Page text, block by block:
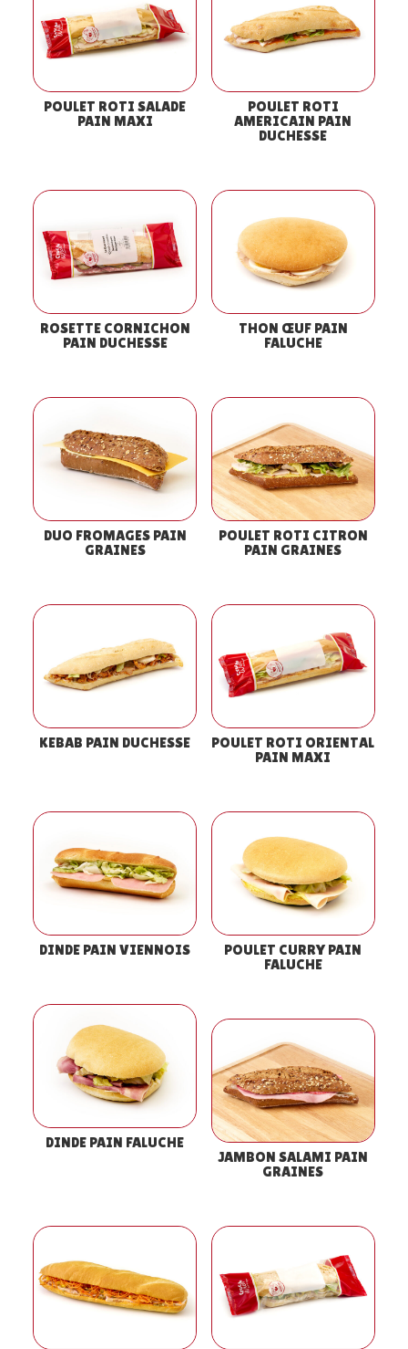
POULET ROTI SALADE
PAIN MAXI
POULET ROTI
AMERICAIN PAIN
DUCHESSE
ROSETTE CORNICHON
PAIN DUCHESSE
THON ŒUF PAIN
FALUCHE
DUO FROMAGES PAIN
GRAINES
POULET ROTI CITRON
PAIN GRAINES
KEBAB PAIN DUCHESSE
POULET ROTI ORIENTAL
PAIN MAXI
DINDE PAIN VIENNOIS
POULET CURRY PAIN
FALUCHE
DINDE PAIN FALUCHE
JAMBON SALAMI PAIN
GRAINES